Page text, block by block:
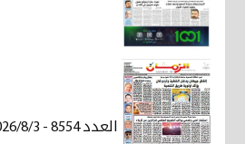
العدد 8554 - 2026/8/3